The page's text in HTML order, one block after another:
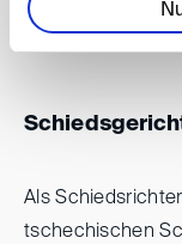
Als
tschechischen